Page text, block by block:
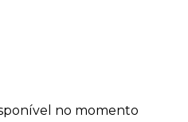
no momento